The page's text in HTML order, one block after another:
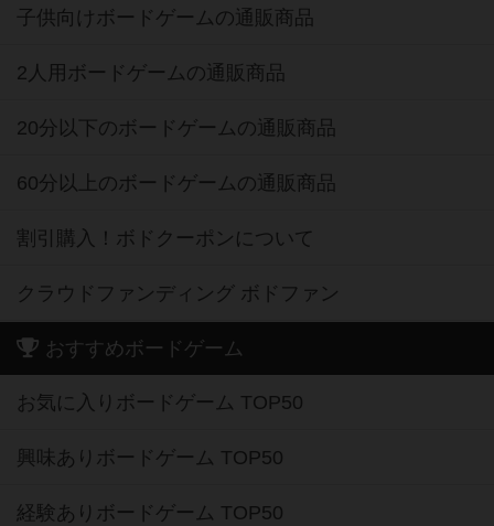
子供向けボードゲームの通販商品
2人用ボードゲームの通販商品
20分以下のボードゲームの通販商品
60分以上のボードゲームの通販商品
割引購入！ボドクーポンについて
クラウドファンディング ボドファン
おすすめボードゲーム
お気に入りボードゲーム TOP50
興味ありボードゲーム TOP50
経験ありボードゲーム TOP50